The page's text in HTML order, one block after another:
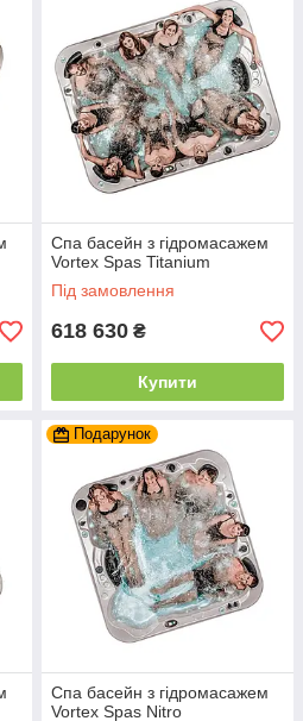
Спа басейн з гідромасажем
Vortex Spas Titanium
Під замовлення
618 630 ₴
Купити
Подарунок
Спа басейн з гідромасажем
Vortex Spas Nitro